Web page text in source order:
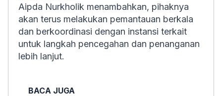
Aipda Nurkholik menambahkan, pihaknya
akan terus melakukan pemantauan berkala
dan berkoordinasi dengan instansi terkait
untuk langkah pencegahan dan penanganan
lebih lanjut.
BACA JUGA